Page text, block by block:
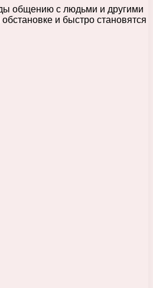
общению с людьми и другими
и быстро становятся